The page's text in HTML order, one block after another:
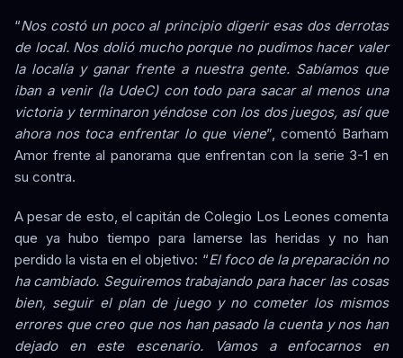
“Nos costó un poco al principio digerir esas dos derrotas
de local. Nos dolió mucho porque no pudimos hacer valer
la localía y ganar frente a nuestra gente. Sabíamos que
iban a venir (la UdeC) con todo para sacar al menos una
victoria y terminaron yéndose con los dos juegos, así que
ahora nos toca enfrentar lo que viene”, comentó Barham
Amor frente al panorama que enfrentan con la serie 3-1 en
su contra.
A pesar de esto, el capitán de Colegio Los Leones comenta
que ya hubo tiempo para lamerse las heridas y no han
perdido la vista en el objetivo: “El foco de la preparación no
ha cambiado. Seguiremos trabajando para hacer las cosas
bien, seguir el plan de juego y no cometer los mismos
errores que creo que nos han pasado la cuenta y nos han
dejado en este escenario. Vamos a enfocarnos en